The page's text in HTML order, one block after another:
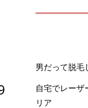
男だって脱毛
自宅でレーザ
リア